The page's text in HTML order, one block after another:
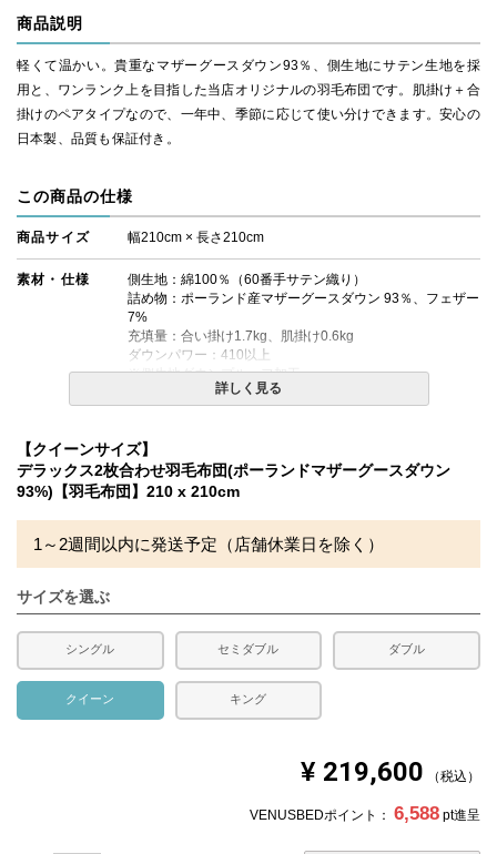
商品説明
軽くて温かい。貴重なマザーグースダウン93％、側生地にサテン生地を採
用と、ワンランク上を目指した当店オリジナルの羽毛布団です。肌掛け＋合
掛けのペアタイプなので、一年中、季節に応じて使い分けできます。安心の
日本製、品質も保証付き。
この商品の仕様
商品サイズ 幅210cm × 長さ210cm
素材・仕様
側生地：綿100％（60番手サテン織り）
詰め物：ポーランド産マザーグースダウン 93％、フェザー
7%
充填量：合い掛け1.7kg、肌掛け0.6kg
ダウンパワー：410以上
※側生地ダウンプルーフ加工
ペアタイプ（合い掛け＋肌掛けの2枚合わせタイプ）
生産国 日本
備考
・配送日指定OK！
発生する場合がございます。また発送予定も変更になる場
合があります。
※できる限り実際の色を再現するよう心がけております
詳しく見る
【クイーンサイズ】
デラックス2枚合わせ羽毛布団(ポーランドマザーグースダウン
93%)【羽毛布団】210 x 210cm
1～2週間以内に発送予定（店舗休業日を除く）
サイズを選ぶ
シングル セミダブル ダブル
クイーン キング
¥ 219,600 税込
VENUSBEDポイント： 6,588 pt進呈